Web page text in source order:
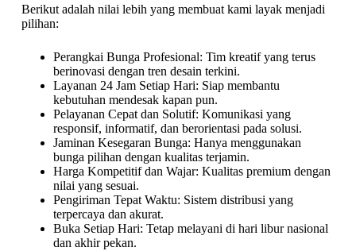
Berikut adalah nilai lebih yang membuat kami layak menjadi
pilihan:
Perangkai Bunga Profesional: Tim kreatif yang terus
berinovasi dengan tren desain terkini.
Layanan 24 Jam Setiap Hari: Siap membantu
kebutuhan mendesak kapan pun.
Pelayanan Cepat dan Solutif: Komunikasi yang
responsif, informatif, dan berorientasi pada solusi.
Jaminan Kesegaran Bunga: Hanya menggunakan
bunga pilihan dengan kualitas terjamin.
Harga Kompetitif dan Wajar: Kualitas premium dengan
nilai yang sesuai.
Pengiriman Tepat Waktu: Sistem distribusi yang
terpercaya dan akurat.
Buka Setiap Hari: Tetap melayani di hari libur nasional
dan akhir pekan.